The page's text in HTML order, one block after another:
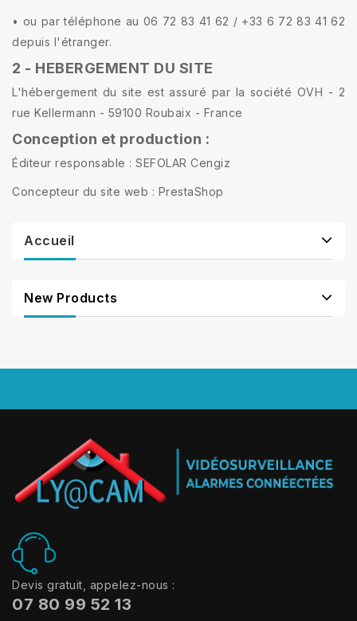
• ou par téléphone au 06 72 83 41 62 / +33 6 72 83 41 62
depuis l'étranger.
2 - HEBERGEMENT DU SITE
L'hébergement du site est assuré par la société OVH - 2
rue Kellermann - 59100 Roubaix - France
Conception et production :
Éditeur responsable : SEFOLAR Cengiz
Concepteur du site web : PrestaShop
Accueil
New Products
Devis gratuit, appelez-nous :
07 80 99 52 13